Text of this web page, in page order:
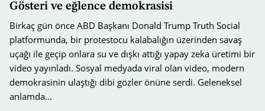
Gösteri ve eğlence demokrasisi
Birkaç gün önce ABD Başkanı Donald Trump Truth Social
platformunda, bir protestocu kalabalığın üzerinden savaş
uçağı ile geçip onlara su ve dışkı attığı yapay zeka üretimi bir
video yayınladı. Sosyal medyada viral olan video, modern
demokrasinin ulaştığı dibi gözler önüne serdi. Geleneksel
anlamda…